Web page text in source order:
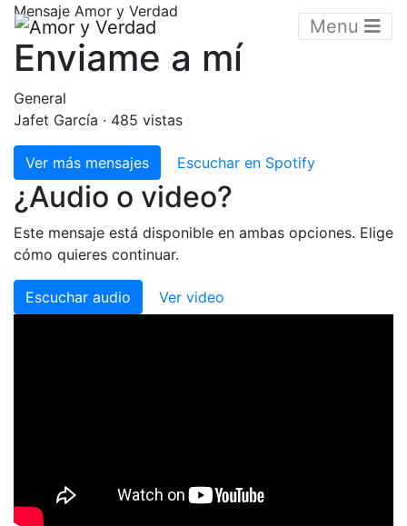
Menu
Mensaje Amor y Verdad
Enviame a mí
General
Jafet García · 485 vistas
Ver más mensajes Escuchar en Spotify
¿Audio o video?
Este mensaje está disponible en ambas opciones. Elige
cómo quieres continuar.
Escuchar audio Ver video